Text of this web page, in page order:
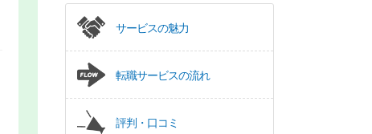
サービスの魅力
転職サービスの流れ
評判・口コミ